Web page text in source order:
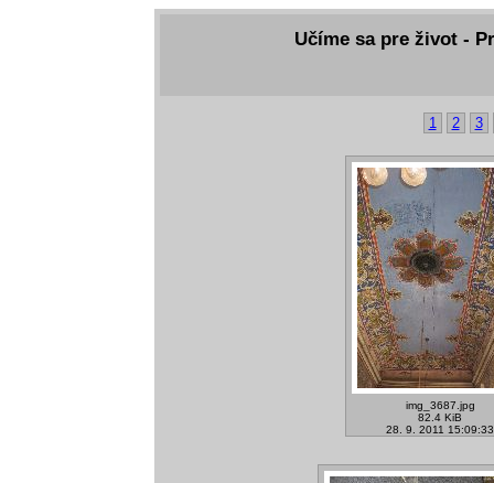
Učíme sa pre život -
1 2 3
img_3687.jpg
82.4 KiB
28. 9. 2011 15:09:33